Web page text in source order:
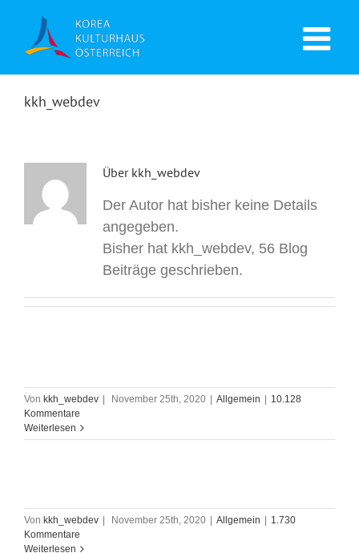
kkh_webdev
Über kkh_webdev
Der Autor hat bisher keine Details
angegeben.
Bisher hat kkh_webdev, 56 Blog
Beiträge geschrieben.
Von kkh_webdev | November 25th, 2020 | Allgemein | 10.128
Kommentare
Weiterlesen
Von kkh_webdev | November 25th, 2020 | Allgemein | 1.730
Kommentare
Weiterlesen